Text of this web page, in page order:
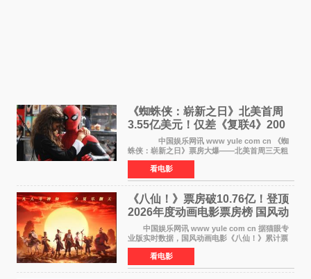
《蜘蛛侠：崭新之日》北美首周
3.55亿美元！仅差《复联4》200
万 影史第二全球开画
中国娱乐网讯 www yule com cn 《蜘
蛛侠：崭新之日》票房大爆——北美首周三天粗
报3 55亿美元，仅比影史最高北美开画《复仇者
联盟4：终局之战》的3 571亿美元少200万出头，
精报调整后仍
看电影
《八仙！》票房破10.76亿！登顶
2026年度动画电影票房榜 国风动
画逆袭暑期档
中国娱乐网讯 www yule com cn 据猫眼专
业版实时数据，国风动画电影《八仙！》累计票
房突破10 76亿元，超过《熊出没·年年有熊》，
暂列2026年度动画影片票房榜冠军。该片自暑期
档登陆院线以
看电影